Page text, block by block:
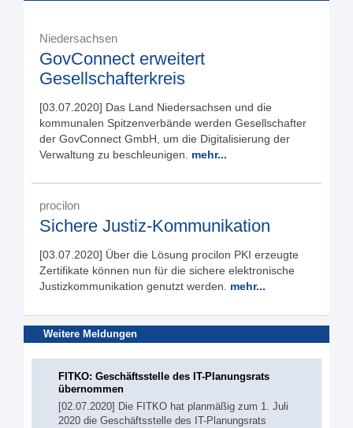
Niedersachsen
GovConnect erweitert
Gesellschafterkreis
[03.07.2020] Das Land Niedersachsen und die
kommunalen Spitzenverbände werden Gesellschafter
der GovConnect GmbH, um die Digitalisierung der
Verwaltung zu beschleunigen. mehr...
procilon
Sichere Justiz-Kommunikation
[03.07.2020] Über die Lösung procilon PKI erzeugte
Zertifikate können nun für die sichere elektronische
Justizkommunikation genutzt werden. mehr...
Weitere Meldungen
FITKO: Geschäftsstelle des IT-Planungsrats
übernommen
[02.07.2020] Die FITKO hat planmäßig zum 1. Juli
2020 die Geschäftsstelle des IT-Planungsrats